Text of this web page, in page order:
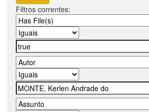
Filtros correntes: